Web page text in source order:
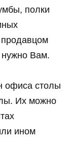
полки
продавцом
нужно Вам.
офиса столы
Их можно
ином